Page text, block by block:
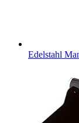
Edelstahl